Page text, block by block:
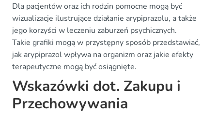
Dla pacjentów oraz ich rodzin pomocne mogą być
wizualizacje ilustrujące działanie arypiprazolu, a także
jego korzyści w leczeniu zaburzeń psychicznych.
Takie grafiki mogą w przystępny sposób przedstawiać,
jak arypiprazol wpływa na organizm oraz jakie efekty
terapeutyczne mogą być osiągnięte.
Wskazówki dot. Zakupu i
Przechowywania